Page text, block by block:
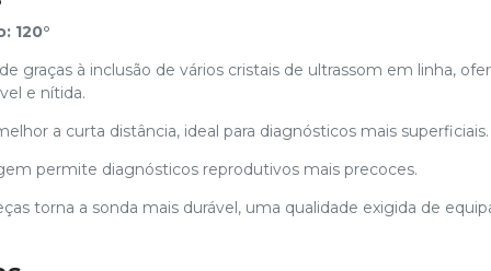
120°
graças à inclusão de vários cristais de ultrassom em linha,
e nítida.
a curta distância, ideal para diagnósticos mais superficiais.
permite diagnósticos reprodutivos mais precoces.
torna a sonda mais durável, uma qualidade exigida de